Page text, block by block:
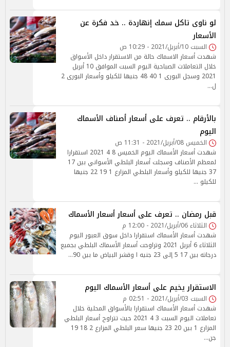
لو ناوى تاكل سمك إنهاردة .. خد فكرة عن
الأسعار
السبت 10/أبريل/2021 - 10:29 ص
شهدت أسعار الاسماك حالة من الاستقرار داخل الأسواق
خلال التعاملات الصباحية اليوم السبت الموافق 10 أبريل
2021 وسجل البورى 1 40 48 جنيها للكيلو وأسعار البورى 2
ل…
بالأرقام .. تعرف على أسعار أصناف الأسماك
اليوم
الخميس 08/أبريل/2021 - 11:31 ص
شهدت أسعار الأسماك اليوم الخميس 8 4 2021 استقرارا
لمعظم الأصناف وسجلت أسعار البلطي الأسواني بين 17
37 جنيها للكيلو وأسعار البلطي المزارع 1 19 22 جنيها
للكيلو …
قبل رمضان .. تعرف على أسعار أسعار الأسماك
الثلاثاء 06/أبريل/2021 - 12:00 م
شهدت أسعار الأسماك استقرارا داخل سوق العبور اليوم
الثلاثاء 6 أبريل 2021 وتراوحت أسعار الأسماك البلطي بجميع
درجاته بين 17 5 إلى 23 جنيه ا وقشر البياض ما بين 90…
الاستقرار يخيم على أسعار الأسماك اليوم
السبت 03/أبريل/2021 - 02:51 م
شهدت أسعار الأسماك استقرارا بالأسواق المحلية خلال
تعاملات اليوم السبت 3 4 2021 حيث تتراوح أسعار البلطي
المزارع 1 بين 20 23 جنيها سعر البلطي المزارع 2 18 19
جن…